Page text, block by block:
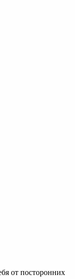
от посторонних